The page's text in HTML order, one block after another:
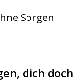
Sorgen
dich doch